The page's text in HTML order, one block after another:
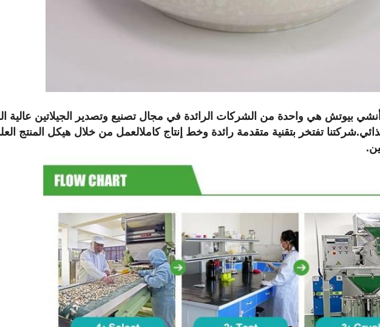
بيوتش هي واحدة من الشركات الرائدة في مجال تصنيع وتصدير الجيلاتين عالية
تفتخر بتقنية متقدمة رائدة وخط إنتاج كاملالعمل من خلال هيكل المنتج